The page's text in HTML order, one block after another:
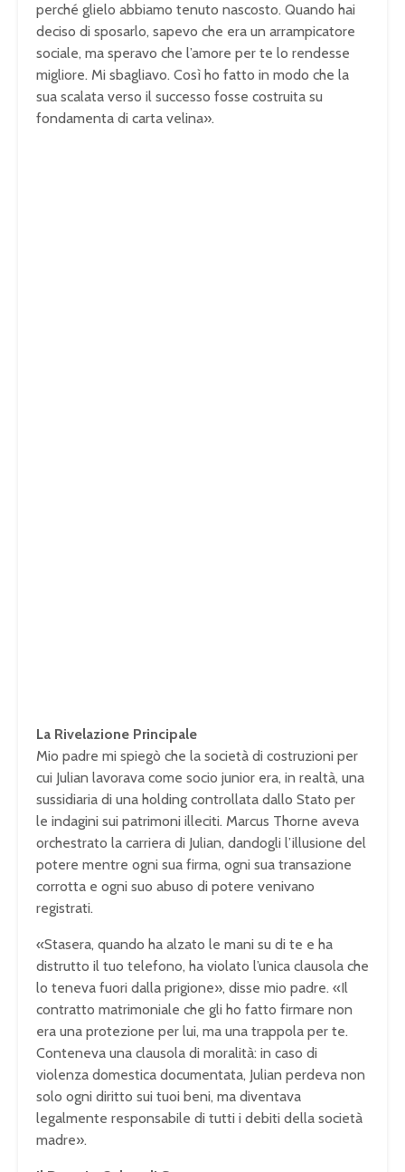
perché glielo abbiamo tenuto nascosto. Quando hai
deciso di sposarlo, sapevo che era un arrampicatore
sociale, ma speravo che l’amore per te lo rendesse
migliore. Mi sbagliavo. Così ho fatto in modo che la
sua scalata verso il successo fosse costruita su
fondamenta di carta velina».
La Rivelazione Principale
Mio padre mi spiegò che la società di costruzioni per
cui Julian lavorava come socio junior era, in realtà, una
sussidiaria di una holding controllata dallo Stato per
le indagini sui patrimoni illeciti. Marcus Thorne aveva
orchestrato la carriera di Julian, dandogli l’illusione del
potere mentre ogni sua firma, ogni sua transazione
corrotta e ogni suo abuso di potere venivano
registrati.
«Stasera, quando ha alzato le mani su di te e ha
distrutto il tuo telefono, ha violato l’unica clausola che
lo teneva fuori dalla prigione», disse mio padre. «Il
contratto matrimoniale che gli ho fatto firmare non
era una protezione per lui, ma una trappola per te.
Conteneva una clausola di moralità: in caso di
violenza domestica documentata, Julian perdeva non
solo ogni diritto sui tuoi beni, ma diventava
legalmente responsabile di tutti i debiti della società
madre».